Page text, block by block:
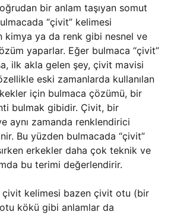
bir anlam taşıyan somut
“çivit” kelimesi
kimya ya da renk gibi nesnel ve
yaparlar. Eğer bulmaca “çivit”
ilk akla gelen şey, çivit mavisi
eski zamanlarda kullanılan
için bulmaca çözümü, bir
bulmak gibidir. Çivit, bir
aynı zamanda renklendirici
Bu yüzden bulmacada “çivit”
erkekler daha çok teknik ve
bu terimi değerlendirir.
çivit kelimesi bazen çivit otu (bir
kökü gibi anlamlar da